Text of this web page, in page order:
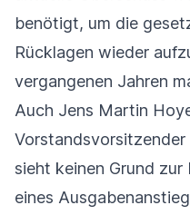
benötigt, um die
Rücklagen wieder
vergangenen Jahren
Auch Jens Martin
Vorstandsvorsitzender
sieht keinen Grund
eines